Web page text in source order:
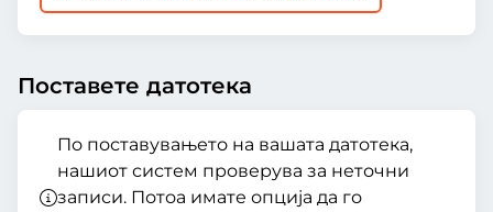
Поставете датотека
По поставувањето на вашата датотека,
нашиот систем проверува за неточни
записи. Потоа имате опција да го